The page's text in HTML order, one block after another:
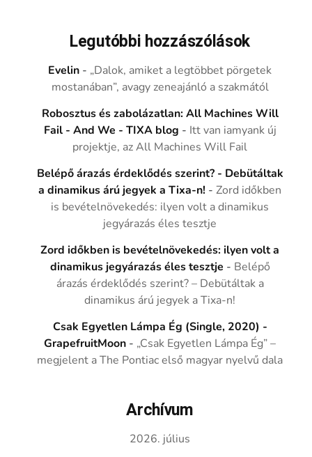
Legutóbbi hozzászólások
Evelin - „Dalok, amiket a legtöbbet pörgetek
mostanában”, avagy zeneajánló a szakmától
Robosztus és zabolázatlan: All Machines Will
Fail - And We - TIXA blog - Itt van iamyank új
projektje, az All Machines Will Fail
Belépő árazás érdeklődés szerint? - Debütáltak
a dinamikus árú jegyek a Tixa-n! -Zord időkben
is bevételnövekedés: ilyen volt a dinamikus
jegyárazás éles tesztje
Zord időkben is bevételnövekedés: ilyen volt a
dinamikus jegyárazás éles tesztje - Belépő
árazás érdeklődés szerint? – Debütáltak a
dinamikus árú jegyek a Tixa-n!
Csak Egyetlen Lámpa Ég (Single, 2020) -
GrapefruitMoon - „Csak Egyetlen Lámpa Ég” –
megjelent a The Pontiac első magyar nyelvű dala
Archívum
2026. július